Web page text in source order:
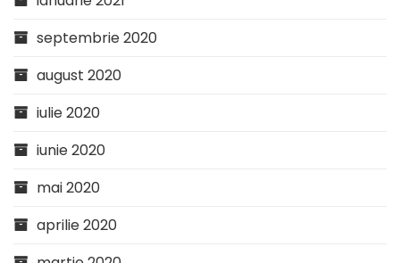
septembrie 2020
august 2020
iulie 2020
iunie 2020
mai 2020
aprilie 2020